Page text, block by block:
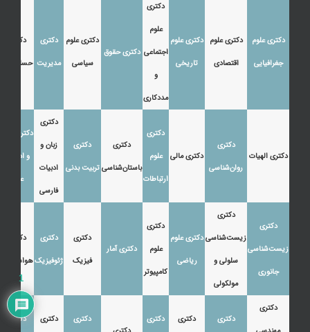
دکتری علوم
جغرافیایی
دکتری علوم
اقتصادی
دکتری علوم
تاریخی
دکتری
علوم
اجتماعی
و
مددکاری
دکتری حقوق
دکتری علوم
سیاسی
دکتری
مدیریت
دکتری
حسابداری
دکتری الهیات
دکتری
روان‌شناسی
دکتری مالی
دکتری
علوم
ارتباطات
دکتری
باستان‌شناسی
دکتری
تربیت بدنی
دکتری
زبان و
ادبیات
فارسی
دکتری زبان
و ادبیات
عرب
دکتری
زیست‌شناسی
جانوری
دکتری
زیست‌شناسی
سلولی و
مولکولی
دکتری علوم
ریاضی
دکتری
علوم
کامپیوتر
دکتری آمار
دکتری
فیزیک
دکتری
ژئوفیزیک
دکتری
هواشناسی
دکتری
دکتری دکتری
دکتری
دکتری دکتری دکتری
1